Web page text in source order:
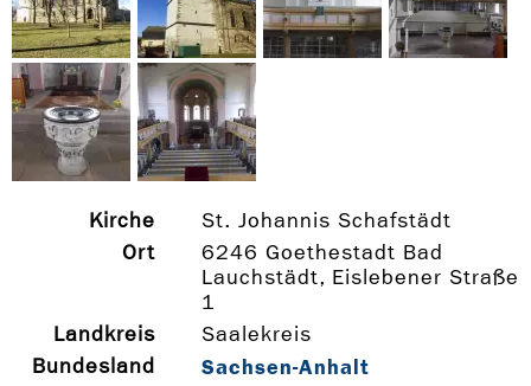
Kirche
St. Johannis Schafstädt
Ort
6246 Goethestadt Bad
Lauchstädt, Eislebener Straße
1
Landkreis
Saalekreis
Bundesland
Sachsen-Anhalt